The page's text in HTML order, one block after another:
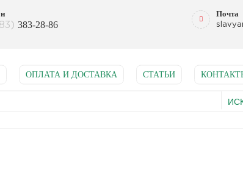
383-28-86
Почта
ОПЛАТА И ДОСТАВКА СТАТЬИ